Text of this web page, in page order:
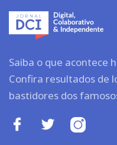
Saiba o que acontece
Confira resultados de
bastidores dos